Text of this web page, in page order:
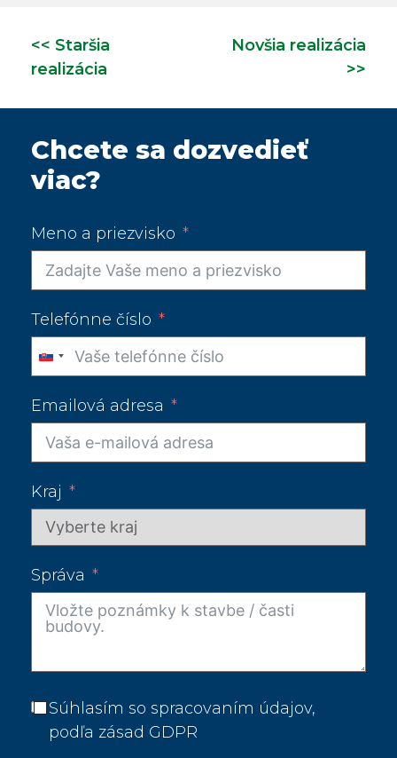
<< Staršia
realizácia
Novšia realizácia
>>
Chcete sa dozvedieť
viac?
Meno a priezvisko
Telefónne číslo
Slovakia
Emailová adresa
Kraj
Správa
Súhlasím so spracovaním údajov,
podľa zásad GDPR